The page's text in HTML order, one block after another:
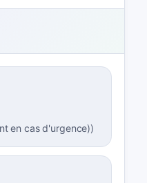
en cas d'urgence))